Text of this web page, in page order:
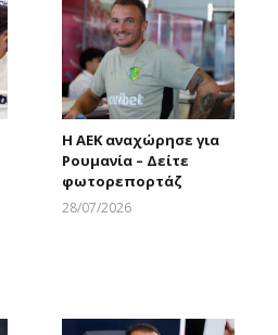
Η ΑΕΚ αναχώρησε για
Ρουμανία – Δείτε
φωτορεπορτάζ
28/07/2026